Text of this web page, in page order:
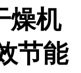
燥机
节能